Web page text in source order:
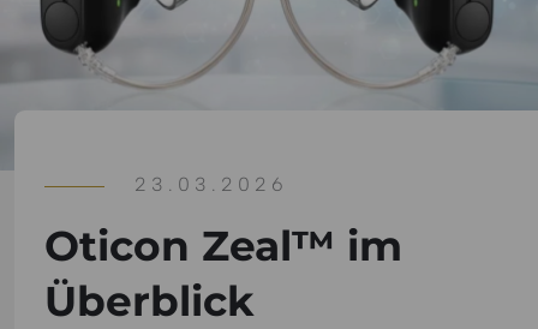
23.03.2026
Oticon Zeal™ im
Überblick